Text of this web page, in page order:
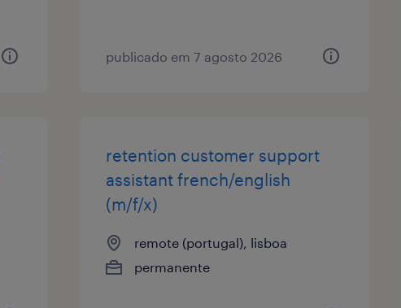
publicado em 7 agosto 2026
retention customer support
assistant french/english
(m/f/x)
remote (portugal), lisboa
permanente